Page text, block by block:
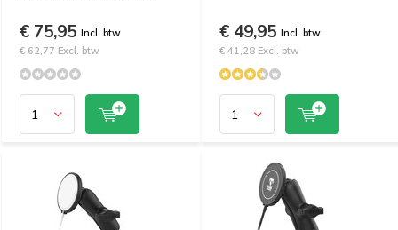
€ 75,95 Incl. btw
€ 62,77 Excl. btw
€ 49,95 Incl. btw
€ 41,28 Excl. btw